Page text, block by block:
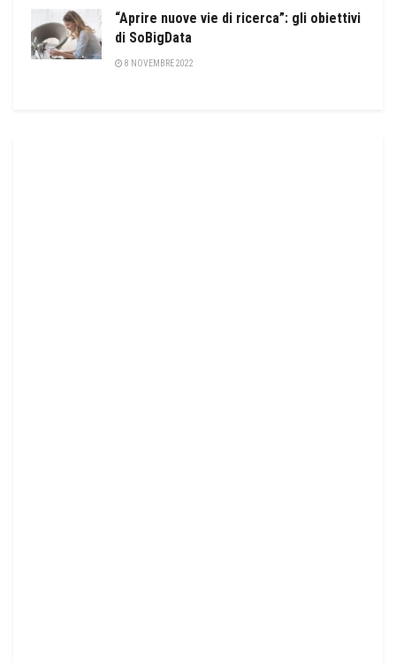
“Aprire nuove vie di ricerca”: gli obiettivi
di SoBigData
8 NOVEMBRE 2022